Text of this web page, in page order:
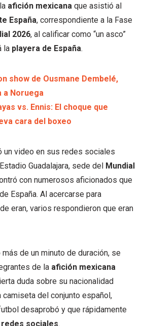
afición mexicana que asistió al
España, correspondiente a la Fase
2026, al calificar como “un asco”
la playera de España.
show de Ousmane Dembelé,
a Noruega
vs. Ennis: El choque que
cara del boxeo
un video en sus redes sociales
Guadalajara, sede del Mundial
con numerosos aficionados que
España. Al acercarse para
eran, varios respondieron que eran
de un minuto de duración, se
de la afición mexicana
duda sobre su nacionalidad
camiseta del conjunto español,
desaprobó y que rápidamente
redes sociales.